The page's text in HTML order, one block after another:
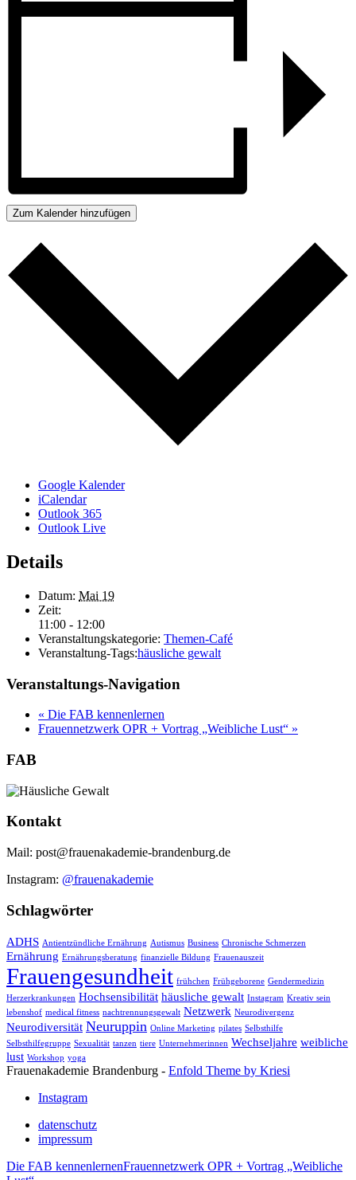
Zum Kalender hinzufügen
Google Kalender
iCalendar
Outlook 365
Outlook Live
Details
Datum: Mai 19
Zeit:
11:00 - 12:00
Veranstaltungskategorie: Themen-Café
Veranstaltung-Tags:häusliche gewalt
Veranstaltungs-Navigation
« Die FAB kennenlernen
Frauennetzwerk OPR + Vortrag „Weibliche Lust“ »
FAB
Kontakt
Mail: post@frauenakademie-brandenburg.de
Instagram: @frauenakademie
Schlagwörter
ADHS Antientzündliche Ernährung Autismus Business Chronische Schmerzen
Ernährung Ernährungsberatung finanzielle Bildung Frauenauszeit
Frauengesundheit frühchen Frühgeborene Gendermedizin
Herzerkrankungen Hochsensibilität häusliche gewalt Instagram Kreativ sein
lebenshof medical fitness nachtrennungsgewalt Netzwerk Neurodivergenz
Neurodiversität Neuruppin Online Marketing pilates Selbsthilfe
Selbsthilfegruppe Sexualität tanzen tiere Unternehmerinnen Wechseljahre weibliche
lust Workshop yoga
Frauenakademie Brandenburg - Enfold Theme by Kriesi
Instagram
datenschutz
impressum
Die FAB kennenlernenFrauennetzwerk OPR + Vortrag „Weibliche